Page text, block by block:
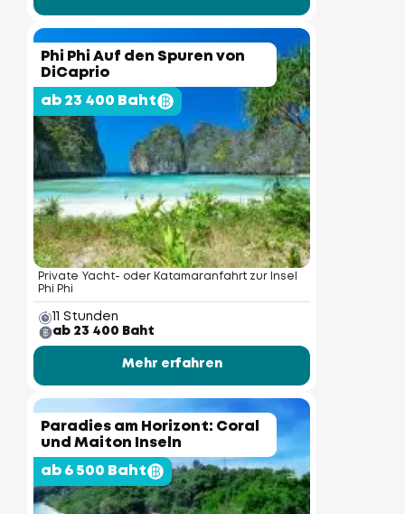
Phi Phi Auf den Spuren von
DiCaprio
ab 23 400 Baht
Private Yacht- oder Katamaranfahrt zur Insel
Phi Phi
11 Stunden
ab 23 400 Baht
Mehr erfahren
Paradies am Horizont: Coral
und Maiton Inseln
ab 6 500 Baht